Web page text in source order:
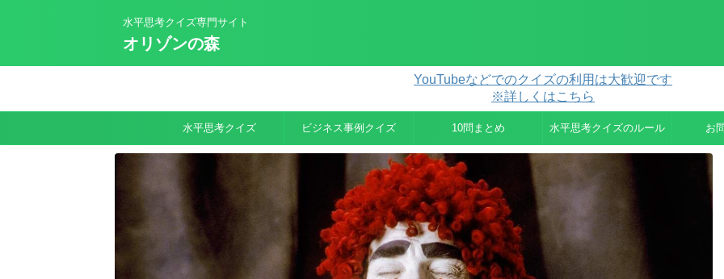
水平思考クイズ専門サイト
オリゾンの森
YouTubeなどでのクイズの利用は大歓迎です
※詳しくはこちら
水平思考クイズ ビジネス事例クイズ 10問まとめ 水平思考クイズのルール お